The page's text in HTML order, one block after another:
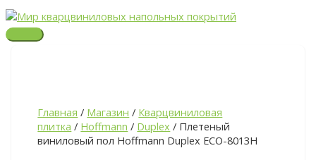
Перейти
к
содержимому
МЕНЮ
Главная / Магазин / Кварцвиниловая
плитка / Hoffmann / Duplex / Плетеный
виниловый пол Hoffmann Duplex ECO-8013H